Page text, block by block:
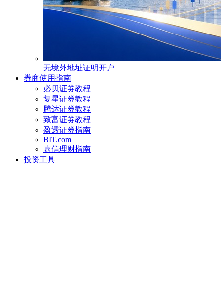
无境外地址证明开户
券商使用指南
必贝证券教程
复星证券教程
腾达证券教程
致富证券教程
盈透证券指南
BIT.com
嘉信理财指南
投资工具